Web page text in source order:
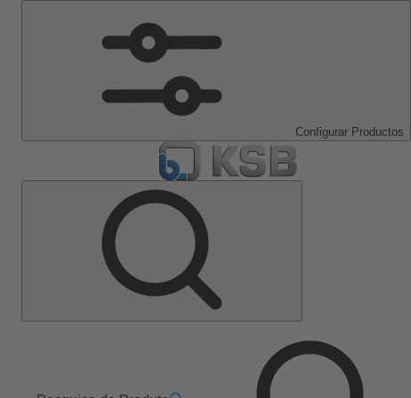
Configurar Productos